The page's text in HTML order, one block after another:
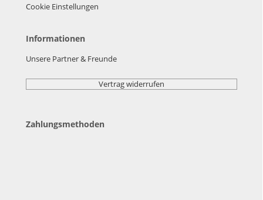
Cookie Einstellungen
Informationen
Unsere Partner & Freunde
Vertrag widerrufen
Zahlungsmethoden